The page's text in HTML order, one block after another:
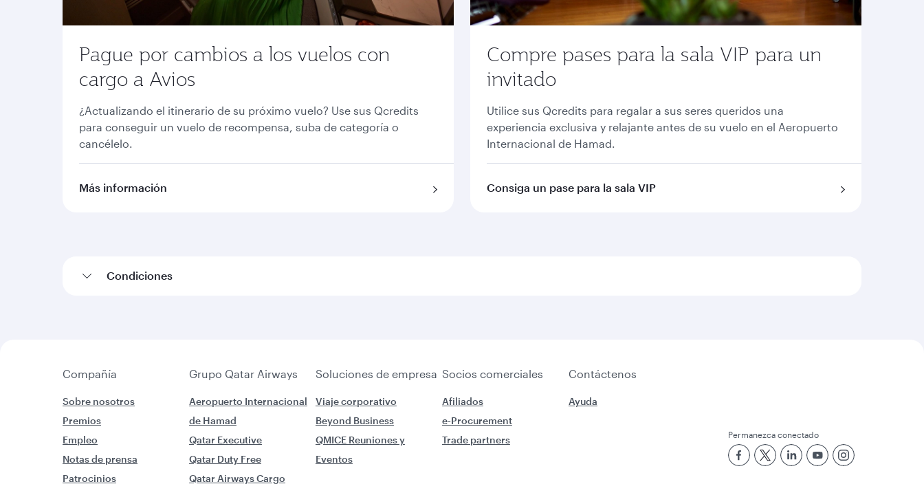
Pague por cambios a los vuelos con
cargo a Avios
¿Actualizando el itinerario de su próximo vuelo? Use sus Qcredits
para conseguir un vuelo de recompensa, suba de categoría o
cancélelo.
Más información
Compre pases para la sala VIP para un
invitado
Utilice sus Qcredits para regalar a sus seres queridos una
experiencia exclusiva y relajante antes de su vuelo en el Aeropuerto
Internacional de Hamad.
Consiga un pase para la sala VIP
Condiciones
Compañía Grupo Qatar Airways Soluciones de empresa Socios comerciales Contáctenos
Sobre nosotros
Premios
Empleo
Notas de prensa
Patrocinios
Aeropuerto Internacional
de Hamad
Qatar Executive
Qatar Duty Free
Qatar Airways Cargo
Viaje corporativo
Beyond Business
QMICE Reuniones y
Eventos
Afiliados
e-Procurement
Trade partners
Ayuda
Permanezca conectado